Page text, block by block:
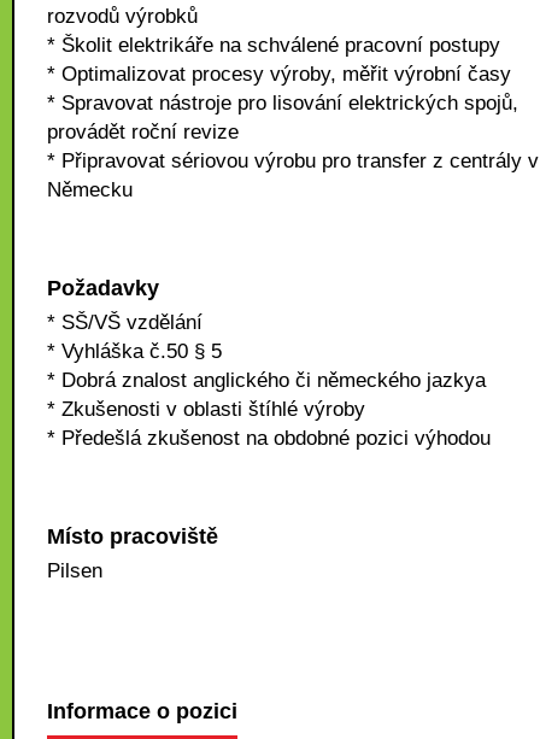
rozvodů výrobků
* Školit elektrikáře na schválené pracovní postupy
* Optimalizovat procesy výroby, měřit výrobní časy
* Spravovat nástroje pro lisování elektrických spojů,
provádět roční revize
* Připravovat sériovou výrobu pro transfer z centrály v
Německu
Požadavky
* SŠ/VŠ vzdělání
* Vyhláška č.50 § 5
* Dobrá znalost anglického či německého jazkya
* Zkušenosti v oblasti štíhlé výroby
* Předešlá zkušenost na obdobné pozici výhodou
Místo pracoviště
Pilsen
Informace o pozici